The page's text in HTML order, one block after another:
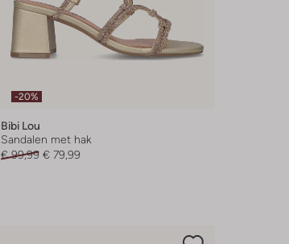
-20%
Bibi Lou
Sandalen met hak
€ 99,99 € 79,99